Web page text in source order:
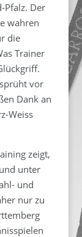
Pfalz. Der
wahren
die
Trainer
vor
Dank an
Weiss
zeigt,
unter
und
nur zu